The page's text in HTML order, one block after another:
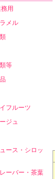
用
メル
等
フルーツ
ジュ
ース・シロッ
ーバー・茶葉